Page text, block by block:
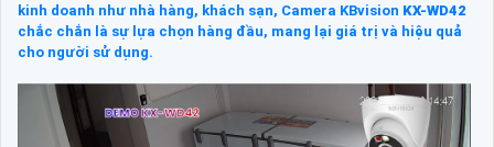
kinh doanh như nhà hàng, khách sạn, Camera KBvision KX-WD42
chắc chắn là sự lựa chọn hàng đầu, mang lại giá trị và hiệu quả
cho người sử dụng.